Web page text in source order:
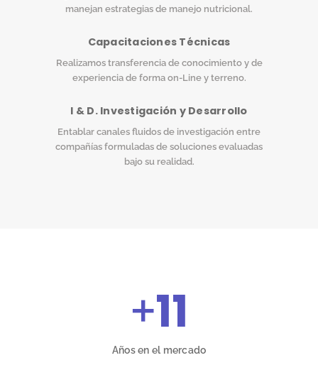
manejan estrategias de manejo nutricional.
Capacitaciones Técnicas
Realizamos transferencia de conocimiento y de
experiencia de forma on-Line y terreno.
I & D. Investigación y Desarrollo
Entablar canales fluidos de investigación entre
compañías formuladas de soluciones evaluadas
bajo su realidad.
+11
Años en el mercado